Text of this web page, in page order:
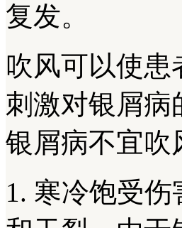
复发。
吹风可以使患
刺激对银屑病
银屑病不宜吹
1. 寒冷饱受